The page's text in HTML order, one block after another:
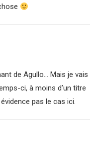
de Agullo… Mais je vais
ci, à moins d’un titre
pas le cas ici.